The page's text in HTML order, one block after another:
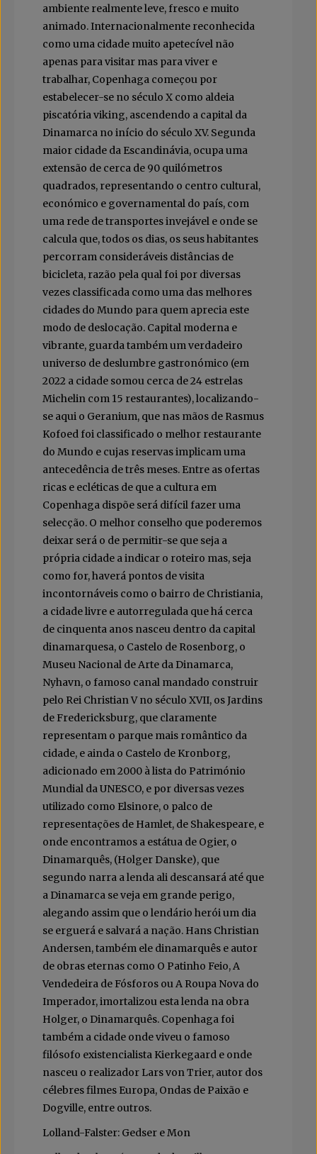
ambiente realmente leve, fresco e muito
animado. Internacionalmente reconhecida
como uma cidade muito apetecível não
apenas para visitar mas para viver e
trabalhar, Copenhaga começou por
estabelecer-se no século X como aldeia
piscatória viking, ascendendo a capital da
Dinamarca no início do século XV. Segunda
maior cidade da Escandinávia, ocupa uma
extensão de cerca de 90 quilómetros
quadrados, representando o centro cultural,
económico e governamental do país, com
uma rede de transportes invejável e onde se
calcula que, todos os dias, os seus habitantes
percorram consideráveis distâncias de
bicicleta, razão pela qual foi por diversas
vezes classificada como uma das melhores
cidades do Mundo para quem aprecia este
modo de deslocação. Capital moderna e
vibrante, guarda também um verdadeiro
universo de deslumbre gastronómico (em
2022 a cidade somou cerca de 24 estrelas
Michelin com 15 restaurantes), localizando-
se aqui o Geranium, que nas mãos de Rasmus
Kofoed foi classificado o melhor restaurante
do Mundo e cujas reservas implicam uma
antecedência de três meses. Entre as ofertas
ricas e ecléticas de que a cultura em
Copenhaga dispõe será difícil fazer uma
selecção. O melhor conselho que poderemos
deixar será o de permitir-se que seja a
própria cidade a indicar o roteiro mas, seja
como for, haverá pontos de visita
incontornáveis como o bairro de Christiania,
a cidade livre e autorregulada que há cerca
de cinquenta anos nasceu dentro da capital
dinamarquesa, o Castelo de Rosenborg, o
Museu Nacional de Arte da Dinamarca,
Nyhavn, o famoso canal mandado construir
pelo Rei Christian V no século XVII, os Jardins
de Fredericksburg, que claramente
representam o parque mais romântico da
cidade, e ainda o Castelo de Kronborg,
adicionado em 2000 à lista do Património
Mundial da UNESCO, e por diversas vezes
utilizado como Elsinore, o palco de
representações de Hamlet, de Shakespeare, e
onde encontramos a estátua de Ogier, o
Dinamarquês, (Holger Danske), que
segundo narra a lenda ali descansará até que
a Dinamarca se veja em grande perigo,
alegando assim que o lendário herói um dia
se erguerá e salvará a nação. Hans Christian
Andersen, também ele dinamarquês e autor
de obras eternas como O Patinho Feio, A
Vendedeira de Fósforos ou A Roupa Nova do
Imperador, imortalizou esta lenda na obra
Holger, o Dinamarquês. Copenhaga foi
também a cidade onde viveu o famoso
filósofo existencialista Kierkegaard e onde
nasceu o realizador Lars von Trier, autor dos
célebres filmes Europa, Ondas de Paixão e
Dogville, entre outros.
Lolland-Falster: Gedser e Mon